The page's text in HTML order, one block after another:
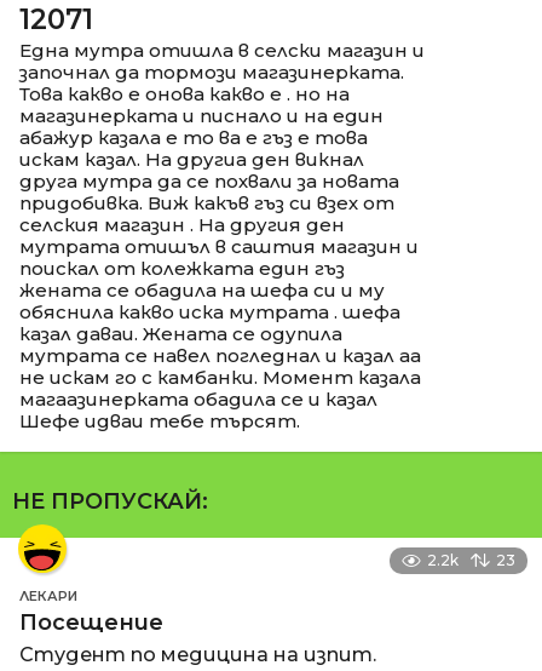
12071
Една мутра отишла в селски магазин и
започнал да тормози магазинерката.
Това какво е онова какво е . но на
магазинерката и писнало и на един
абажур казала е то ва е гъз е това
искам казал. На другиа ден викнал
друга мутра да се похвали за новата
придобивка. Виж какъв гъз си взех от
селския магазин . На другия ден
мутрата отишъл в саштия магазин и
поискал от колежката един гъз
жената се обадила на шефа си и му
обяснила какво иска мутрата . шефа
казал даваи. Жената се одупила
мутрата се навел погледнал и казал аа
не искам го с камбанки. Момент казала
магаазинерката обадила се и казал
Шефе идваи тебе търсят.
НЕ ПРОПУСКАЙ:
2.2k 23
ЛЕКАРИ
Посещение
Студент по медицина на изпит.